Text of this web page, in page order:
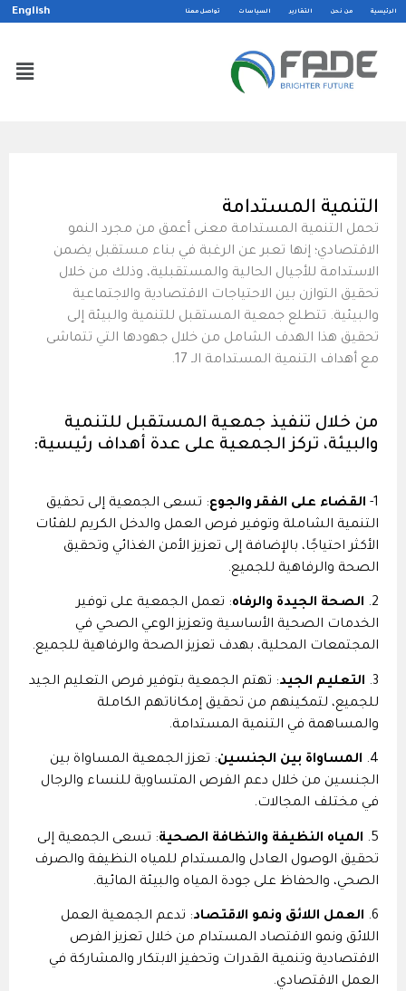
الرئيسية من نحن التقارير السياسات تواصل معنا English
التنمية المستدامة
تحمل التنمية المستدامة معنى أعمق من مجرد النمو
الاقتصادي؛ إنها تعبر عن الرغبة في بناء مستقبل يضمن
الاستدامة للأجيال الحالية والمستقبلية، وذلك من خلال
تحقيق التوازن بين الاحتياجات الاقتصادية والاجتماعية
والبيئية. تتطلع جمعية المستقبل للتنمية والبيئة إلى
تحقيق هذا الهدف الشامل من خلال جهودها التي تتماشى
مع أهداف التنمية المستدامة الـ 17.
من خلال تنفيذ جمعية المستقبل للتنمية
والبيئة، تركز الجمعية على عدة أهداف رئيسية:
1- القضاء على الفقر والجوع: تسعى الجمعية إلى تحقيق
التنمية الشاملة وتوفير فرص العمل والدخل الكريم للفئات
الأكثر احتياجًا، بالإضافة إلى تعزيز الأمن الغذائي وتحقيق
الصحة والرفاهية للجميع.
2. الصحة الجيدة والرفاه: تعمل الجمعية على توفير
الخدمات الصحية الأساسية وتعزيز الوعي الصحي في
المجتمعات المحلية، بهدف تعزيز الصحة والرفاهية للجميع.
3. التعليم الجيد: تهتم الجمعية بتوفير فرص التعليم الجيد
للجميع، لتمكينهم من تحقيق إمكاناتهم الكاملة
والمساهمة في التنمية المستدامة.
4. المساواة بين الجنسين: تعزز الجمعية المساواة بين
الجنسين من خلال دعم الفرص المتساوية للنساء والرجال
في مختلف المجالات.
5. المياه النظيفة والنظافة الصحية: تسعى الجمعية إلى
تحقيق الوصول العادل والمستدام للمياه النظيفة والصرف
الصحي، والحفاظ على جودة المياه والبيئة المائية.
6. العمل اللائق ونمو الاقتصاد: تدعم الجمعية العمل
اللائق ونمو الاقتصاد المستدام من خلال تعزيز الفرص
الاقتصادية وتنمية القدرات وتحفيز الابتكار والمشاركة في
العمل الاقتصادي.